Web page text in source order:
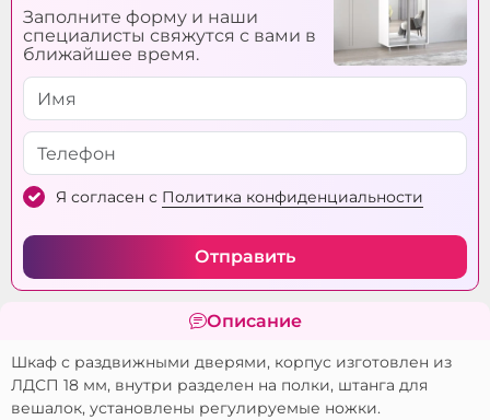
Заполните форму и наши
специалисты свяжутся с вами в
ближайшее время.
Я согласен с Политика конфиденциальности
Отправить
Описание
Шкаф с раздвижными дверями, корпус изготовлен из
ЛДСП 18 мм, внутри разделен на полки, штанга для
вешалок, установлены регулируемые ножки.